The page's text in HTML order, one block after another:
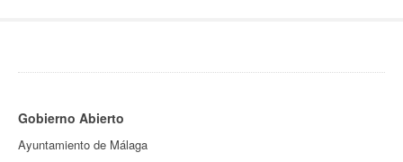
Gobierno Abierto
Ayuntamiento de Málaga